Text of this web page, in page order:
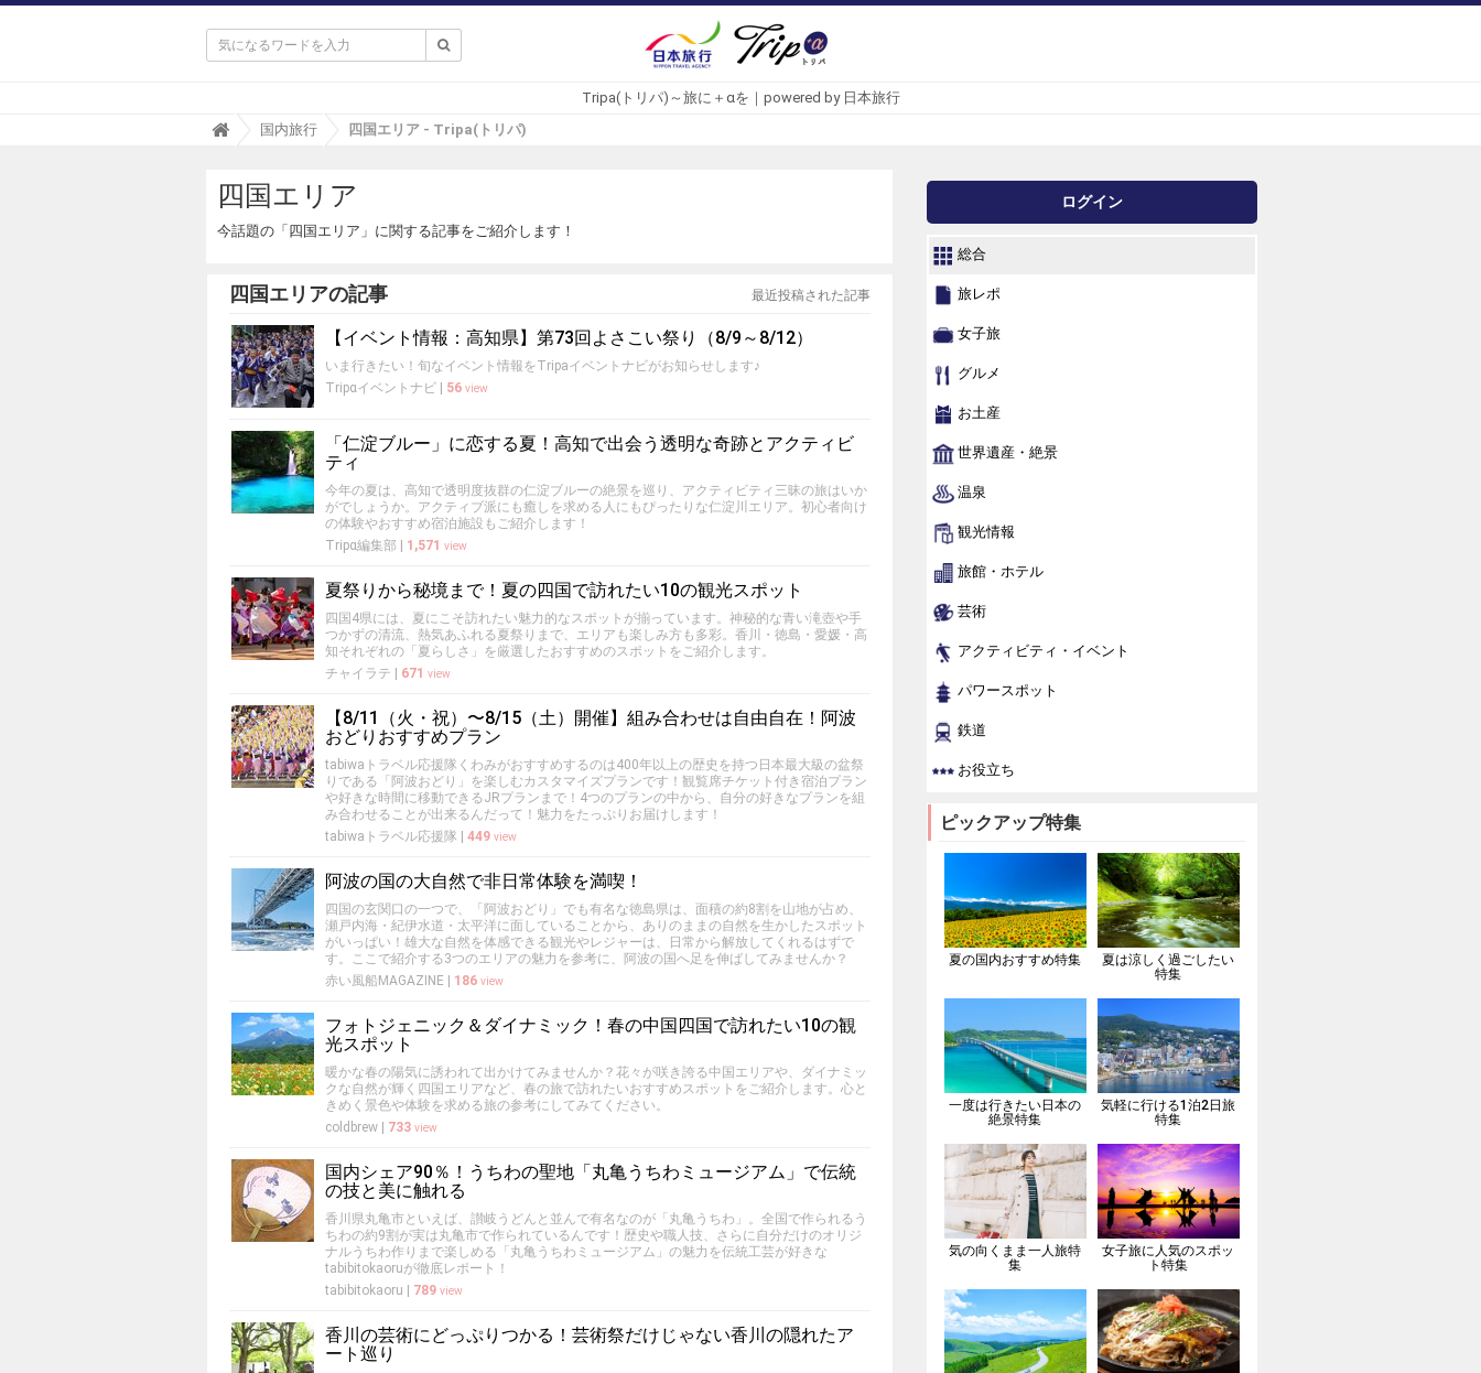
Tripa(トリパ)～旅に＋αを｜powered by 日本旅行
T
p
a
(
パ
)
国内旅行 四国エリア - Tripa(トリパ)
四国エリア
今話題の「四国エリア」に関する記事をご紹介します！
四国エリアの記事 最近投稿された記事
【イベント情報：高知県】第73回よさこい祭り（8/9～8/12）
いま行きたい！旬なイベント情報をTripaイベントナビがお知らせします♪
Tripαイベントナビ
56 view
「仁淀ブルー」に恋する夏！高知で出会う透明な奇跡とアクティビ
ティ
今年の夏は、高知で透明度抜群の仁淀ブルーの絶景を巡り、アクティビティ三昧の旅はいか
がでしょうか。アクティブ派にも癒しを求める人にもぴったりな仁淀川エリア。初心者向け
の体験やおすすめ宿泊施設もご紹介します！
Tripα編集部
1,571 view
夏祭りから秘境まで！夏の四国で訪れたい10の観光スポット
四国4県には、夏にこそ訪れたい魅力的なスポットが揃っています。神秘的な青い滝壺や手
つかずの清流、熱気あふれる夏祭りまで、エリアも楽しみ方も多彩。香川・徳島・愛媛・高
知それぞれの「夏らしさ」を厳選したおすすめのスポットをご紹介します。
チャイラテ
671 view
【8/11（火・祝）〜8/15（土）開催】組み合わせは自由自在！阿波
おどりおすすめプラン
tabiwaトラベル応援隊くわみがおすすめするのは400年以上の歴史を持つ日本最大級の盆祭
りである「阿波おどり」を楽しむカスタマイズプランです！観覧席チケット付き宿泊プラン
や好きな時間に移動できるJRプランまで！4つのプランの中から、自分の好きなプランを組
み合わせることが出来るんだって！魅力をたっぷりお届けします！
tabiwaトラベル応援隊
449 view
阿波の国の大自然で非日常体験を満喫！
四国の玄関口の一つで、「阿波おどり」でも有名な徳島県は、面積の約8割を山地が占め、
瀬戸内海・紀伊水道・太平洋に面していることから、ありのままの自然を生かしたスポット
がいっぱい！雄大な自然を体感できる観光やレジャーは、日常から解放してくれるはずで
す。ここで紹介する3つのエリアの魅力を参考に、阿波の国へ足を伸ばしてみませんか？
赤い風船MAGAZINE
186 view
フォトジェニック＆ダイナミック！春の中国四国で訪れたい10の観
光スポット
暖かな春の陽気に誘われて出かけてみませんか？花々が咲き誇る中国エリアや、ダイナミッ
クな自然が輝く四国エリアなど、春の旅で訪れたいおすすめスポットをご紹介します。心と
きめく景色や体験を求める旅の参考にしてみてください。
coldbrew
733 view
国内シェア90％！うちわの聖地「丸亀うちわミュージアム」で伝統
の技と美に触れる
香川県丸亀市といえば、讃岐うどんと並んで有名なのが「丸亀うちわ」。全国で作られるう
ちわの約9割が実は丸亀市で作られているんです！歴史や職人技、さらに自分だけのオリジ
ナルうちわ作りまで楽しめる「丸亀うちわミュージアム」の魅力を伝統工芸が好きな
tabibitokaoruが徹底レポート！
tabibitokaoru
789 view
香川の芸術にどっぷりつかる！芸術祭だけじゃない香川の隠れたア
ート巡り
ログイン
総合
旅レポ
女子旅
グルメ
お土産
世界遺産・絶景
温泉
観光情報
旅館・ホテル
芸術
アクティビティ・イベント
パワースポット
鉄道
お役立ち
ピックアップ特集
夏の国内おすすめ特集
夏は涼しく過ごしたい
特集
一度は行きたい日本の
絶景特集
気軽に行ける1泊2日旅
特集
気の向くまま一人旅特
集
女子旅に人気のスポッ
ト特集